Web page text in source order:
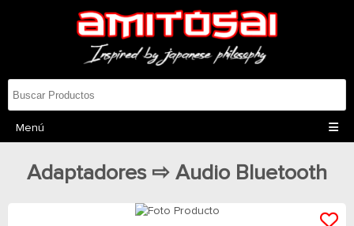
Menú
Adaptadores ⇨ Audio Bluetooth